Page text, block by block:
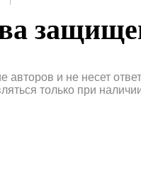
авторов и не несет
только при